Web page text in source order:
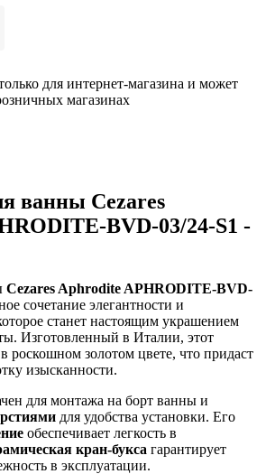
для интернет-магазина и может
магазинах
ванны Cezares
BVD-03/24-S1 -
Cezares Aphrodite APHRODITE-BVD-
сочетание элегантности и
станет настоящим украшением
Изготовленный в Италии, этот
роскошном золотом цвете, что придаст
изысканности.
для монтажа на борт ванны и
для удобства установки. Его
обеспечивает легкость в
кран-букса гарантирует
в эксплуатации.